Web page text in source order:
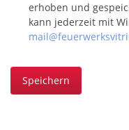
erhoben und
kann jederzeit mit
Speichern